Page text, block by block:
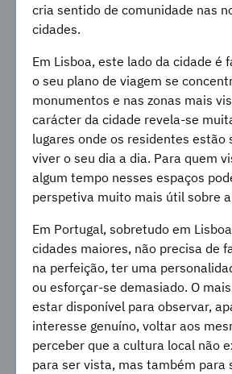
cria sentido de comunidade nas
cidades.
Em Lisboa, este lado da cidade é
o seu plano de viagem se
monumentos e nas zonas mais
carácter da cidade revela-se
lugares onde os residentes estão
viver o seu dia a dia. Para quem
algum tempo nesses espaços
perspetiva muito mais útil sobre
Em Portugal, sobretudo em
cidades maiores, não precisa de
na perfeição, ter uma
ou esforçar-se demasiado. O
estar disponível para observar,
interesse genuíno, voltar aos
perceber que a cultura local não
para ser vista, mas também para